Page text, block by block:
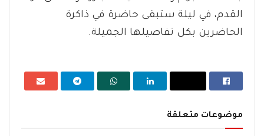
القدم، في ليلة ستبقى حاضرة في ذاكرة
الحاضرين بكل تفاصيلها الجميلة.
موضوعات متعلقة